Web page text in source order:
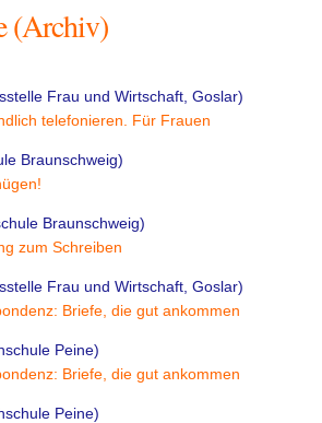
(Archiv)
Frau und Wirtschaft, Goslar)
telefonieren. Für Frauen
Braunschweig)
Braunschweig)
zum Schreiben
Frau und Wirtschaft, Goslar)
Briefe, die gut ankommen
Peine)
Briefe, die gut ankommen
Peine)